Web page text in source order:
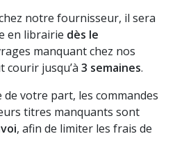
notre fournisseur, il sera
en librairie dès le
manquant chez nos
courir jusqu’à 3 semaines.
votre part, les commandes
titres manquants sont
, afin de limiter les frais de